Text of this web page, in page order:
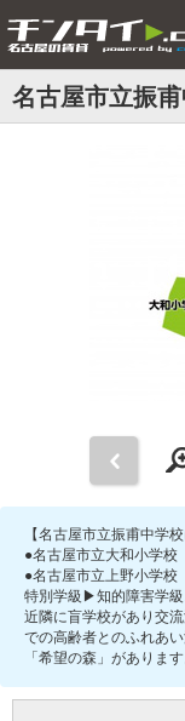
名古屋市立振
【名古屋市立振甫中学
●名古屋市立大和小学校
●名古屋市立上野小学校
特別学級▶知的障害学級
近隣に盲学校があり交
での高齢者とのふれあ
「希望の森」があります